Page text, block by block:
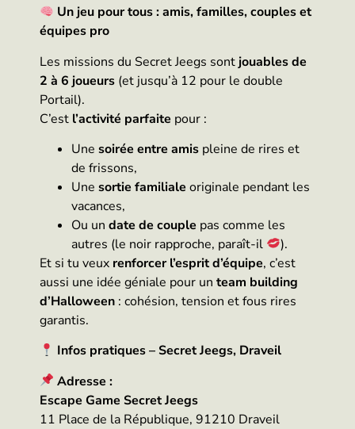
Un jeu pour tous : amis, familles, couples et
équipes pro
Les missions du Secret Jeegs sont jouables de
2 à 6 joueurs (et jusqu’à 12 pour le double
Portail).
C’est l’activité parfaite pour :
Une soirée entre amis pleine de rires et
de frissons,
Une sortie familiale originale pendant les
vacances,
Ou un date de couple pas comme les
autres (le noir rapproche, paraît-il
).
Et si tu veux renforcer l’esprit d’équipe, c’est
aussi une idée géniale pour un team building
d’Halloween : cohésion, tension et fous rires
garantis.
Infos pratiques – Secret Jeegs, Draveil
Adresse :
Escape Game Secret Jeegs
11 Place de la République, 91210 Draveil